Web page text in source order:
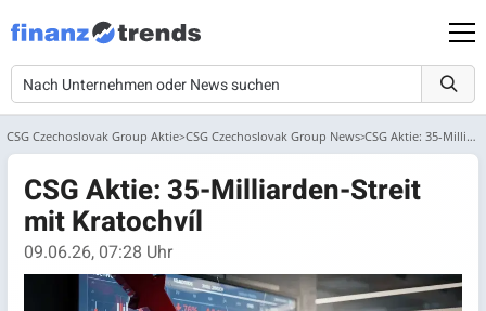
CSG Czechoslovak Group Aktie CSG Czechoslovak Group News CSG Aktie: 35-Milliarden-Streit mit Kratochvíl
CSG Aktie: 35-Milliarden-Streit
mit Kratochvíl
09.06.26, 07:28 Uhr